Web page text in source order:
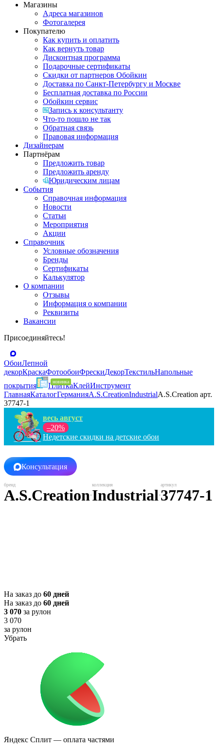
Магазины
Адреса магазинов
Фотогалерея
Покупателю
Как купить и оплатить
Как вернуть товар
Дисконтная программа
Подарочные сертификаты
Скидки от партнеров Обойкин
Доставка по Санкт-Петербургу и Москве
Бесплатная доставка по России
Обойкин сервис
Запись к консультанту
Что-то пошло не так
Обратная связь
Правовая информация
Дизайнерам
Партнёрам
Предложить товар
Предложить аренду
Юридическим лицам
События
Справочная информация
Новости
Статьи
Мероприятия
Акции
Справочник
Условные обозначения
Бренды
Сертификаты
Калькулятор
О компании
Отзывы
Информация о компании
Реквизиты
Вакансии
Присоединяйтесь!
ОбоиЛепной
декорКраскаФотообоиФрескиДекорТекстильНапольные
покрытия
ПлиткаКлейИнструмент
ГлавнаяКаталогГерманияA.S.CreationIndustrialA.S.Creation арт.
37747-1
весь август
–20%
Недетские скидки на детские обои
Консультация
A.S.CreationIndustrial37747-1
На заказ до 60 дней
На заказ до 60 дней
3 070 за рулон
3 070
за рулон
Убрать
Яндекс Сплит — оплата частями